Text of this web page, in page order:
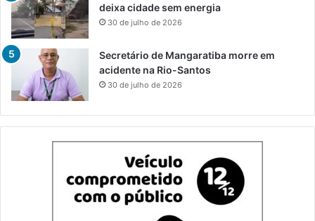
deixa cidade sem energia
30 de julho de 2026
Secretário de Mangaratiba morre em
acidente na Rio-Santos
30 de julho de 2026